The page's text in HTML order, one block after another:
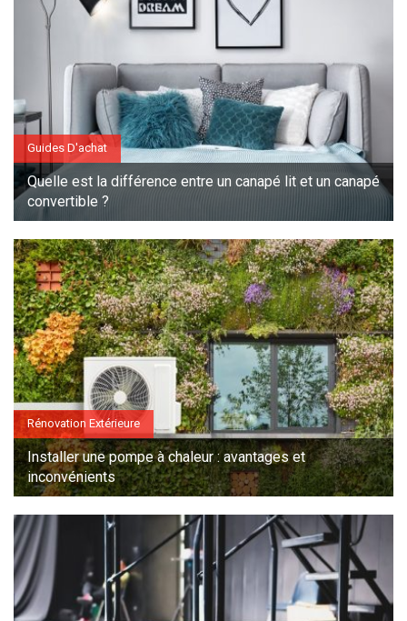
Guides D'achat
Quelle est la différence entre un canapé lit et un canapé
convertible ?
Rénovation Extérieure
Installer une pompe à chaleur : avantages et
inconvénients